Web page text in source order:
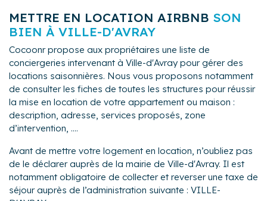
METTRE EN LOCATION AIRBNB SON
BIEN À VILLE-D'AVRAY
Cocoonr propose aux propriétaires une liste de
conciergeries intervenant à Ville-d'Avray pour gérer des
locations saisonnières. Nous vous proposons notamment
de consulter les fiches de toutes les structures pour réussir
la mise en location de votre appartement ou maison :
description, adresse, services proposés, zone
d’intervention, ....
Avant de mettre votre logement en location, n’oubliez pas
de le déclarer auprès de la mairie de Ville-d'Avray. Il est
notamment obligatoire de collecter et reverser une taxe de
séjour auprès de l’administration suivante : VILLE-